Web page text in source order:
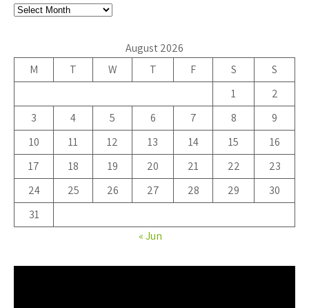
August 2026
M
T W T F S
S
1
2
3
4 5 6 7 8
9
10
11 12 13 14 15
16
17
18 19 20 21 22
23
24
25 26 27 28 29
30
31
« Jun